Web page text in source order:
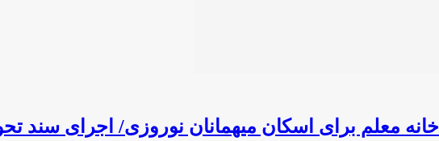
اختصاص 105 هزار کلاس درس و 200 خانه معلم برای اسکان میهمانان